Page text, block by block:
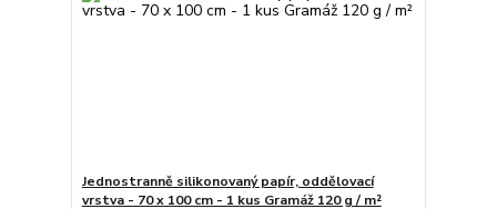
Jednostranně silikonovaný papír, oddělovací
vrstva - 70 x 100 cm - 1 kus Gramáž 120 g / m²